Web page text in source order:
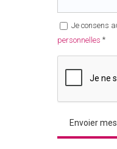
Je consens
personnelles *